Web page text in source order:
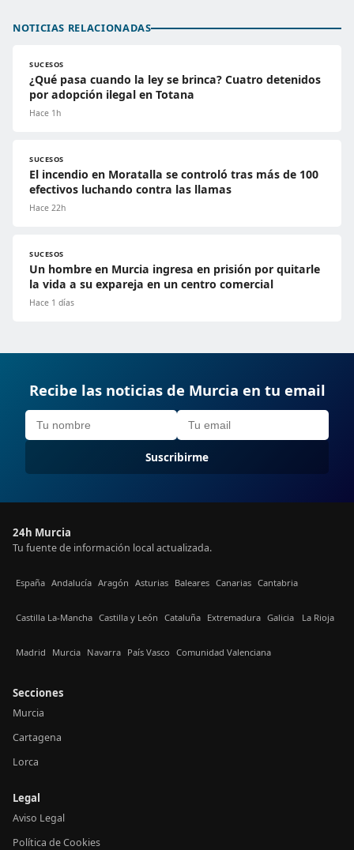
NOTICIAS RELACIONADAS
SUCESOS
¿Qué pasa cuando la ley se brinca? Cuatro detenidos
por adopción ilegal en Totana
Hace 1h
SUCESOS
El incendio en Moratalla se controló tras más de 100
efectivos luchando contra las llamas
Hace 22h
SUCESOS
Un hombre en Murcia ingresa en prisión por quitarle
la vida a su expareja en un centro comercial
Hace 1 días
Recibe las noticias de Murcia en tu email
Suscribirme
24h Murcia
Tu fuente de información local actualizada.
España Andalucía Aragón Asturias Baleares Canarias Cantabria
Castilla La-Mancha Castilla y León Cataluña Extremadura Galicia La Rioja
Madrid Murcia Navarra País Vasco Comunidad Valenciana
Secciones
Murcia
Cartagena
Lorca
Legal
Aviso Legal
Política de Cookies